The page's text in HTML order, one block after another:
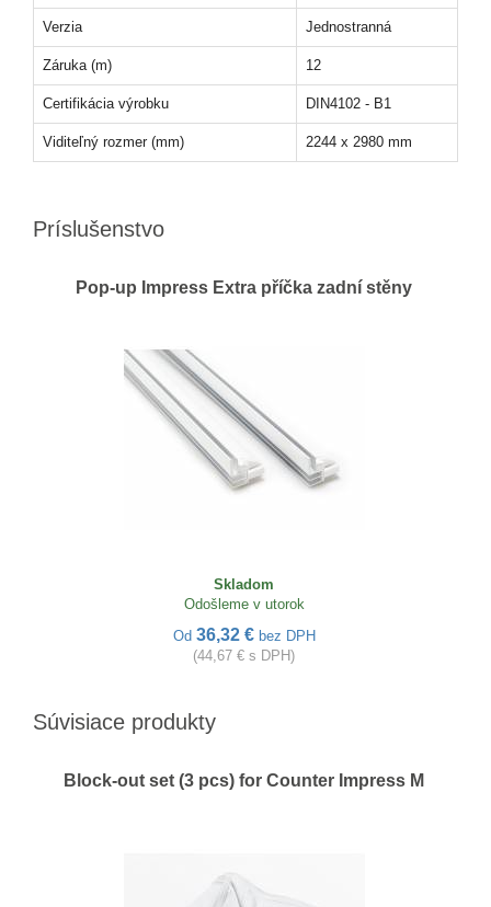
Verzia Jednostranná
Záruka (m) 12
Certifikácia výrobku DIN4102 - B1
Viditeľný rozmer (mm) 2244 x 2980 mm
Príslušenstvo
Pop-up Impress Extra příčka zadní stěny
Skladom
Odošleme v utorok
Od 36,32 € bez DPH
(44,67 € s DPH)
Súvisiace produkty
Block-out set (3 pcs) for Counter Impress M